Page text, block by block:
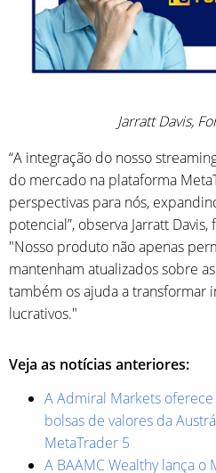
Jarratt Davis,
“A integração do nosso
do mercado na plataforma
perspectivas para nós,
potencial”, observa Jarratt
"Nosso produto não apenas
mantenham atualizados sobre
também os ajuda a transformar
lucrativos."
Veja as notícias anteriores:
A Admiral Markets
bolsas de valores da
MetaTrader 5
A BAAMC Wealthy lança o